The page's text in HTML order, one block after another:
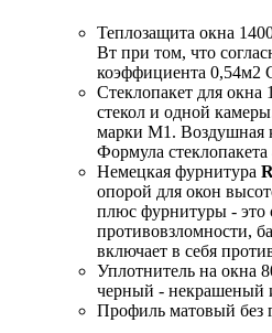
Теплозащита окна
Вт при том, что
коэффициента 0,54м2
Стеклопакет для окна
стекол и одной
марки М1. Воздушная
Формула
Немецкая фурнитура
опорой для окон
плюс фурнитуры - это
противовзломности,
включает в себя
Уплотнитель на окна
черный - некрашеный
Профиль матовый без